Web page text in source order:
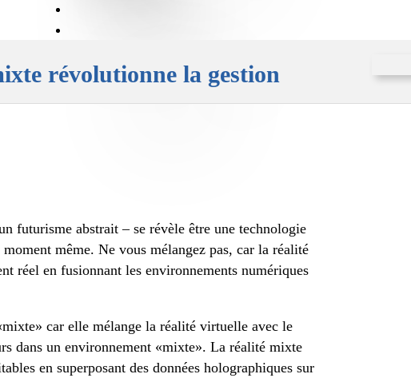
révolutionne la gestion
futurisme abstrait – se révèle être une technologie
même. Ne vous mélangez pas, car la réalité
réel en fusionnant les environnements numériques
car elle mélange la réalité virtuelle avec le
dans un environnement «mixte». La réalité mixte
en superposant des données holographiques sur